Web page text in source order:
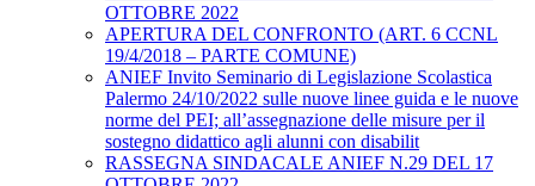
OTTOBRE 2022
APERTURA DEL CONFRONTO (ART. 6 CCNL
19/4/2018 – PARTE COMUNE)
ANIEF Invito Seminario di Legislazione Scolastica
Palermo 24/10/2022 sulle nuove linee guida e le nuove
norme del PEI; all’assegnazione delle misure per il
sostegno didattico agli alunni con disabilit
RASSEGNA SINDACALE ANIEF N.29 DEL 17